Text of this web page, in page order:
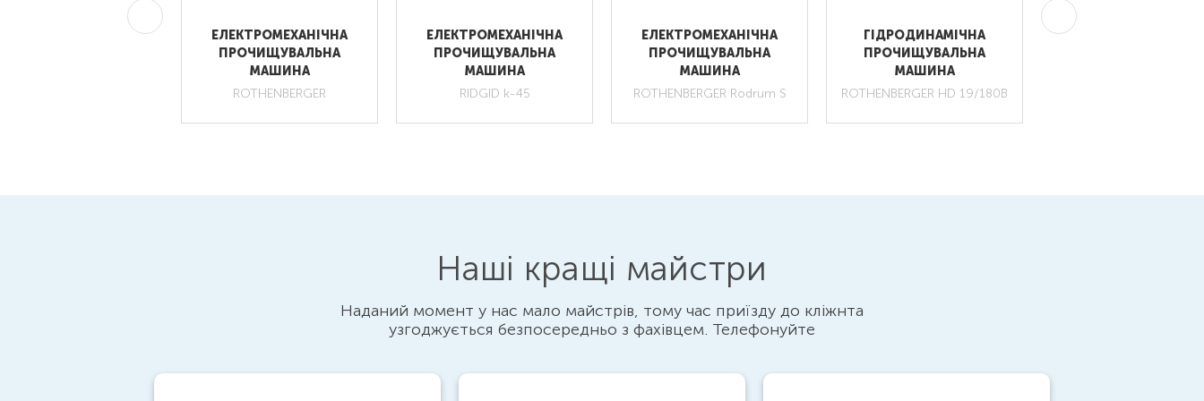
ЕЛЕКТРОМЕХАНІЧНА
ПРОЧИЩУВАЛЬНА
МАШИНА
ROTHENBERGER
ЕЛЕКТРОМЕХАНІЧНА
ПРОЧИЩУВАЛЬНА
МАШИНА
RIDGID k-45
ЕЛЕКТРОМЕХАНІЧНА
ПРОЧИЩУВАЛЬНА
МАШИНА
ROTHENBERGER Rodrum S
ГІДРОДИНАМІЧНА
ПРОЧИЩУВАЛЬНА
МАШИНА
ROTHENBERGER HD 19/180B
Наші кращі майстри
Наданий момент у нас мало майстрів, тому час приїзду до кліжнта
узгоджується безпосередньо з фахівцем. Телефонуйте